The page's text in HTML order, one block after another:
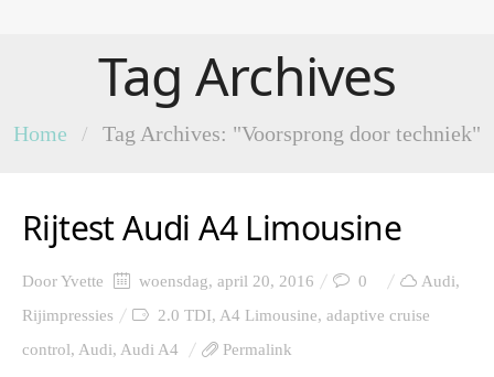
Tag Archives
Home / Tag Archives: "Voorsprong door techniek"
Rijtest Audi A4 Limousine
DoorYvette woensdag, april 20, 2016 0 Audi,
Rijimpressies
2.0 TDI, A4 Limousine, adaptive cruise
control, Audi, Audi A4 Permalink